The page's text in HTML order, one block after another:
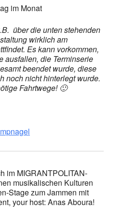
im Monat
über die unten stehenden
wirklich am
Es kann vorkommen,
ausfallen, die Terminserie
beendet wurde, diese
noch nicht hinterlegt wurde.
Fahrtwege! 🙂
im MIGRANTPOLITAN-
musikalischen Kulturen
Stage zum Jammen mit
your host: Anas Aboura!